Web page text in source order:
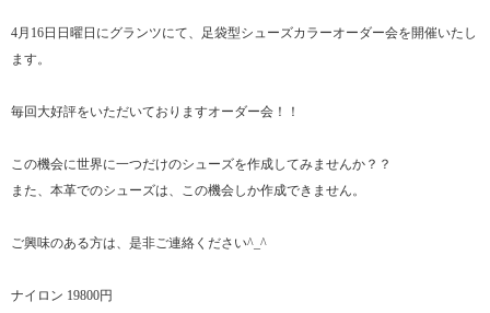
4月16日日曜日にグランツにて、足袋型シューズカラーオーダー会を開催いたし
ます。
毎回大好評をいただいておりますオーダー会！！
この機会に世界に一つだけのシューズを作成してみませんか？？
また、本革でのシューズは、この機会しか作成できません。
ご興味のある方は、是非ご連絡ください^_^
ナイロン 19800円